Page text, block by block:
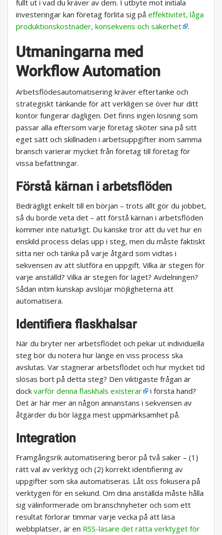
fullt ut i vad du kräver av dem. I utbyte mot initiala
investeringar kan företag förlita sig på effektivitet, låga
produktionskostnader, konsekvens och säkerhet
.
Utmaningarna med
Workflow Automation
Arbetsflödesautomatisering kräver eftertanke och
strategiskt tänkande för att verkligen se över hur ditt
kontor fungerar dagligen. Det finns ingen lösning som
passar alla eftersom varje företag sköter sina på sitt
eget sätt och skillnaden i arbetsuppgifter inom samma
bransch varierar mycket från företag till företag för
vissa befattningar.
Förstå kärnan i arbetsflöden
Bedrägligt enkelt till en början – trots allt gör du jobbet,
så du borde veta det – att förstå kärnan i arbetsflöden
kommer inte naturligt. Du kanske tror att du vet hur en
enskild process delas upp i steg, men du måste faktiskt
sitta ner och tänka på varje åtgärd som vidtas i
sekvensen av att slutföra en uppgift. Vilka är stegen för
varje anställd? Vilka är stegen för laget? Avdelningen?
Sådan intim kunskap avslöjar möjligheterna att
automatisera.
Identifiera flaskhalsar
När du bryter ner arbetsflödet och pekar ut individuella
steg bör du notera hur länge en viss process ska
avslutas. Var stagnerar arbetsflödet och hur mycket tid
slösas bort på detta steg? Den viktigaste frågan är
dock varför denna flaskhals existerar
i första hand?
Det är här mer än någon annanstans i sekvensen av
åtgärder du bör lägga mest uppmärksamhet på.
Integration
Framgångsrik automatisering beror på två saker – (1)
rätt val av verktyg och (2) korrekt identifiering av
uppgifter som ska automatiseras. Låt oss fokusera på
verktygen för en sekund. Om dina anställda måste hålla
sig välinformerade om branschnyheter och som ett
resultat förlorar timmar varje vecka på att läsa
webbplatser, är en RSS-läsare det rätta verktyget för